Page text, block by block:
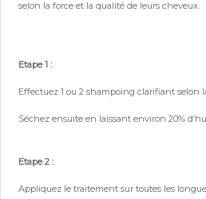
selon la force et la qualité de leurs cheveux.
Etape 1 :
Effectuez 1 ou 2 shampoing clarifiant selon
Séchez ensuite en laissant environ 20%
Etape 2 :
Appliquez le traitement sur toutes les